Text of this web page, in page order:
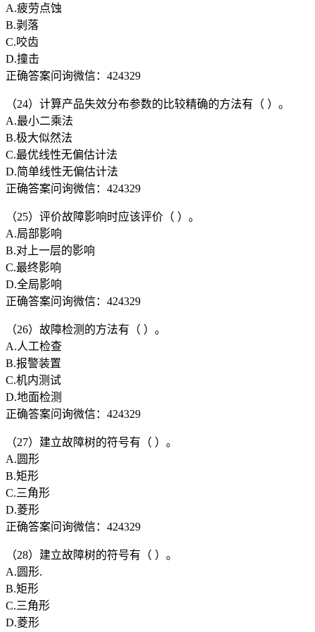
A.疲劳点蚀
B.剥落
C.咬齿
D.撞击
正确答案问询微信：424329
（24）计算产品失效分布参数的比较精确的方法有（ ）。
A.最小二乘法
B.极大似然法
C.最优线性无偏估计法
D.简单线性无偏估计法
正确答案问询微信：424329
（25）评价故障影响时应该评价（ ）。
A.局部影响
B.对上一层的影响
C.最终影响
D.全局影响
正确答案问询微信：424329
（26）故障检测的方法有（ ）。
A.人工检查
B.报警装置
C.机内测试
D.地面检测
正确答案问询微信：424329
（27）建立故障树的符号有（ ）。
A.圆形
B.矩形
C.三角形
D.菱形
正确答案问询微信：424329
（28）建立故障树的符号有（ ）。
A.圆形.
B.矩形
C.三角形
D.菱形